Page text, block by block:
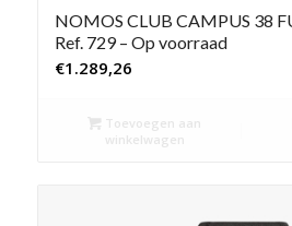
NOMOS CLUB CAMPUS 38
Ref. 729 – Op voorraad
€1.289,26
Toevoegen aan
winkelwagen